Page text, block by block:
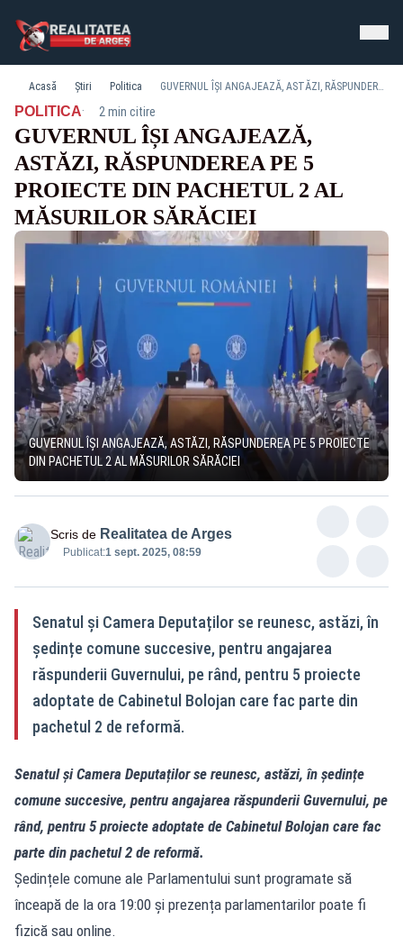
Acasă Știri Politica GUVERNUL ÎȘI ANGAJEAZĂ, ASTĂZI, RĂSPUNDEREA PE 5 PROIECTE DIN PACHETUL 2 AL MĂSURILOR SĂRĂCIEI
POLITICA· 2 min citire
GUVERNUL ÎȘI ANGAJEAZĂ,
ASTĂZI, RĂSPUNDEREA PE 5
PROIECTE DIN PACHETUL 2 AL
MĂSURILOR SĂRĂCIEI
GUVERNUL ÎȘI ANGAJEAZĂ, ASTĂZI, RĂSPUNDEREA PE 5 PROIECTE
DIN PACHETUL 2 AL MĂSURILOR SĂRĂCIEI
Scris de Realitatea de Arges
Publicat:1 sept. 2025, 08:59
Senatul și Camera Deputaților se reunesc, astăzi, în
ședințe comune succesive, pentru angajarea
răspunderii Guvernului, pe rând, pentru 5 proiecte
adoptate de Cabinetul Bolojan care fac parte din
pachetul 2 de reformă.
Senatul și Camera Deputaților se reunesc, astăzi, în ședințe
comune succesive, pentru angajarea răspunderii Guvernului, pe
rând, pentru 5 proiecte adoptate de Cabinetul Bolojan care fac
parte din pachetul 2 de reformă.
Ședințele comune ale Parlamentului sunt programate să
înceapă de la ora 19:00 și prezența parlamentarilor poate fi
fizică sau online.